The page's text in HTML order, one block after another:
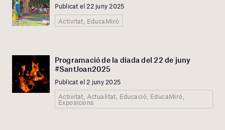
Publicat el 22 juny 2025
Activitat, EducaMiró
Programació de la diada del 22 de juny
#SantJoan2025
Publicat el 2 juny 2025
Activitat, Actualitat, Educació, EducaMiró,
Exposicions